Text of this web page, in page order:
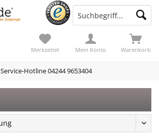
Service-Hotline 04244 9653404
Warenkorb
Merkzettel Mein Konto